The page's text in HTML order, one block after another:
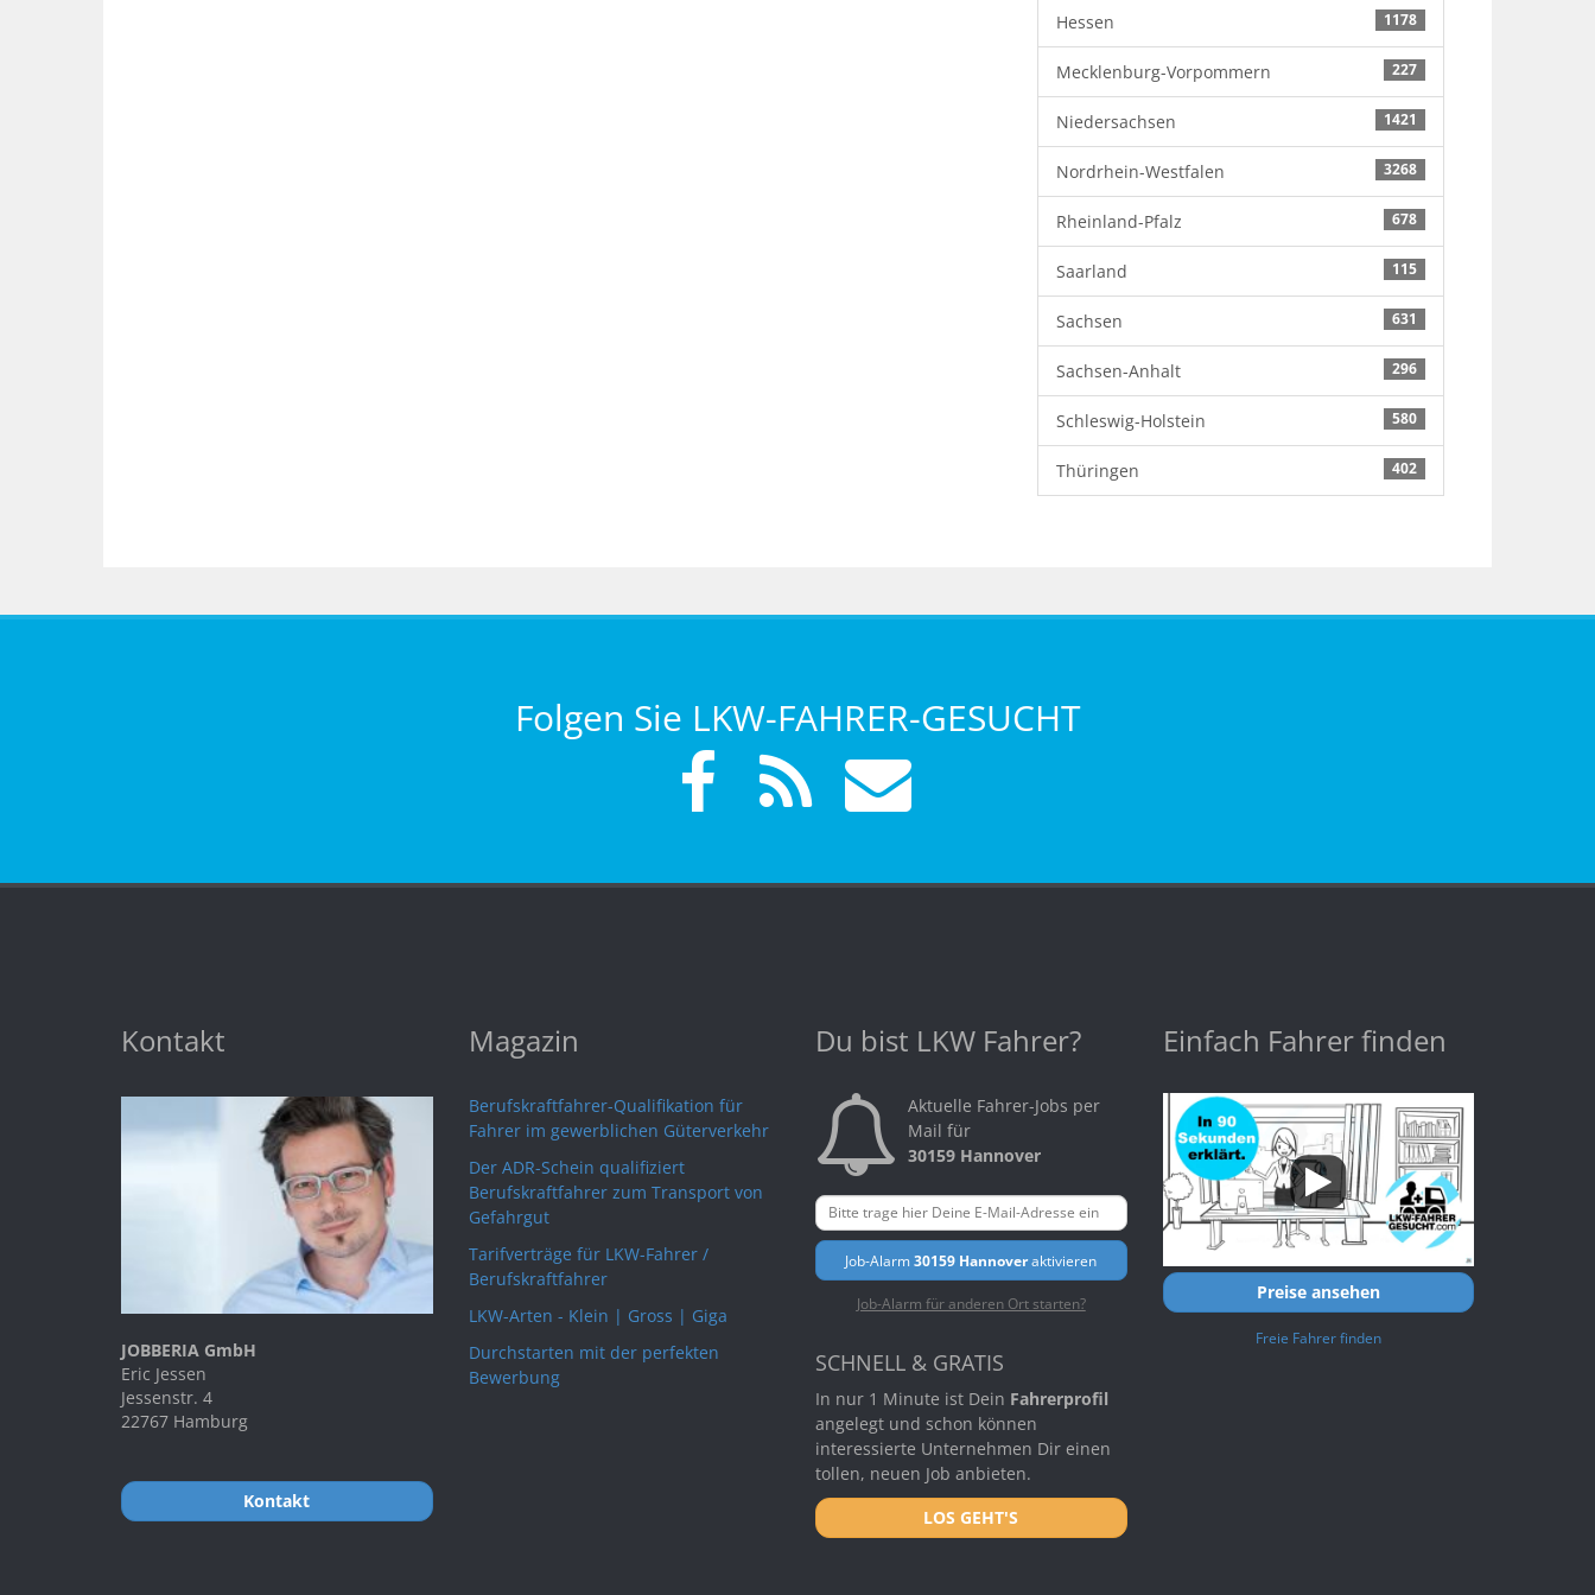
1178
Hessen
227
Mecklenburg-Vorpommern
1421
Niedersachsen
3268
Nordrhein-Westfalen
678
Rheinland-Pfalz
115
Saarland
631
Sachsen
296
Sachsen-Anhalt
580
Schleswig-Holstein
402
Thüringen
Folgen Sie LKW-FAHRER-GESUCHT
Kontakt
JOBBERIA GmbH
Eric Jessen
Jessenstr. 4
22767 Hamburg
Kontakt
Magazin
Berufskraftfahrer-Qualifikation für
Fahrer im gewerblichen Güterverkehr
Der ADR-Schein qualifiziert
Berufskraftfahrer zum Transport von
Gefahrgut
Tarifverträge für LKW-Fahrer /
Berufskraftfahrer
LKW-Arten - Klein | Gross | Giga
Durchstarten mit der perfekten
Bewerbung
Du bist LKW Fahrer?
Aktuelle Fahrer-Jobs per
Mail für
30159 Hannover
Job-Alarm30159 Hannoveraktivieren
Job-Alarm für anderen Ort starten?
SCHNELL & GRATIS
In nur 1 Minute ist Dein Fahrerprofil
angelegt und schon können
interessierte Unternehmen Dir einen
tollen, neuen Job anbieten.
LOS GEHT'S
Einfach Fahrer finden
Preise ansehen
Freie Fahrer finden